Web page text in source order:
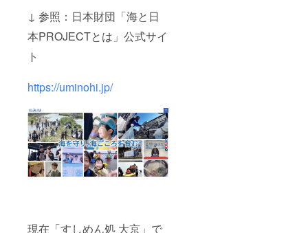
↓ 参照：日本財団「海と日
本PROJECTとは」公式サイ
ト
https://uminohi.jp/
現在「すしめん処 大京」で